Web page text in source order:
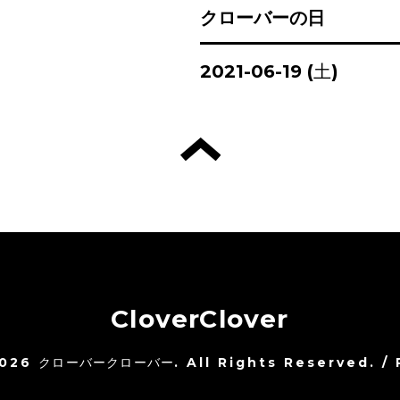
クローバーの日
2021-06-19 (土)
CloverClover
クローバークローバー. All Rights Reserved. /